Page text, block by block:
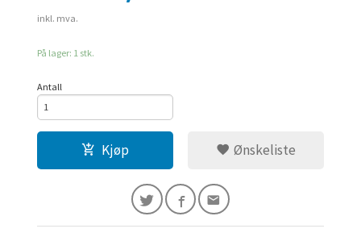
inkl. mva.
På lager: 1 stk.
Antall
Kjøp Ønskeliste